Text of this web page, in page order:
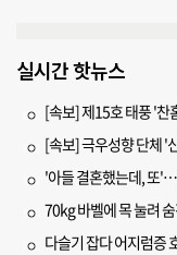
실시간 핫뉴스
[속보] 제15호 태풍 '찬
[속보] 극우성향 단체 '
'아들 결혼했는데, 또
70kg 바벨에 목 눌려
다슬기 잡다 어지럼증